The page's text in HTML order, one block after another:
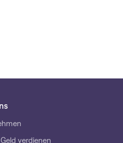
verdienen